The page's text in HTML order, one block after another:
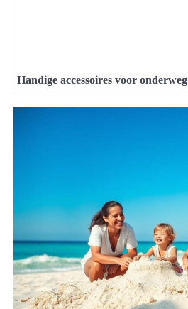
Handige accessoires voor onderweg